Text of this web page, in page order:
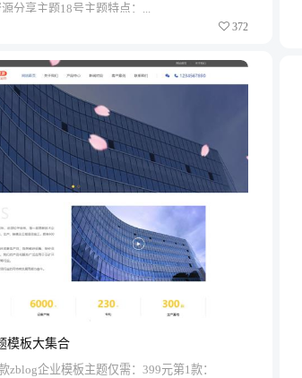
分享主题18号主题特点：...
372
模板大集合
zblog企业模板主题仅需：399元第1款：